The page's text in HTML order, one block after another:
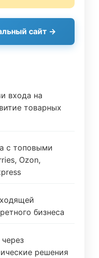
сайт →
входа на
товарных
с топовыми
Ozon,
бизнеса
решения